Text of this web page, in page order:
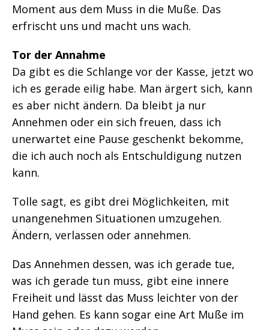
Moment aus dem Muss in die Muße. Das
erfrischt uns und macht uns wach.
Tor der Annahme
Da gibt es die Schlange vor der Kasse, jetzt wo
ich es gerade eilig habe. Man ärgert sich, kann
es aber nicht ändern. Da bleibt ja nur
Annehmen oder ein sich freuen, dass ich
unerwartet eine Pause geschenkt bekomme,
die ich auch noch als Entschuldigung nutzen
kann.
Tolle sagt, es gibt drei Möglichkeiten, mit
unangenehmen Situationen umzugehen.
Ändern, verlassen oder annehmen.
Das Annehmen dessen, was ich gerade tue,
was ich gerade tun muss, gibt eine innere
Freiheit und lässt das Muss leichter von der
Hand gehen. Es kann sogar eine Art Muße im